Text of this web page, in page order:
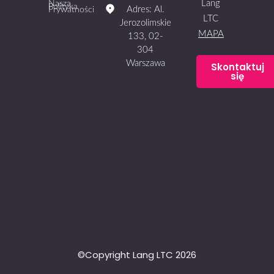
Nasza
Polityka
Prywatności
Adres: Al.
Jerozolimskie
133, 02-
304
Warszawa
Lang
LTC
MAPA
Skontaktuj
się
©Copyright Lang LTC 2026